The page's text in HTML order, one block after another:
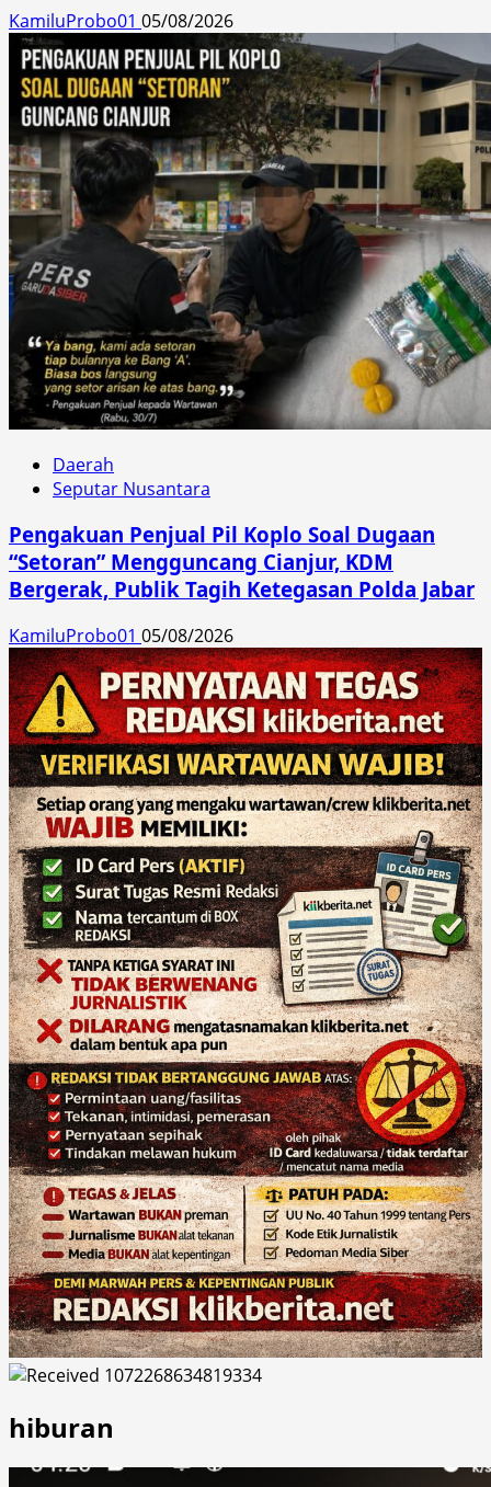
KamiluProbo01 05/08/2026
Daerah
Seputar Nusantara
Pengakuan Penjual Pil Koplo Soal Dugaan
“Setoran” Mengguncang Cianjur, KDM
Bergerak, Publik Tagih Ketegasan Polda Jabar
KamiluProbo01 05/08/2026
hiburan